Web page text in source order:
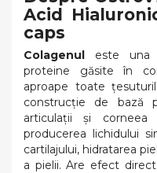
Acid
caps
Colagenul este una
proteine ​​găsite în
aproape toate
construcție de bază
articulații și corneea
producerea lichidului
cartilajului, hidratarea
a pielii. Are efect